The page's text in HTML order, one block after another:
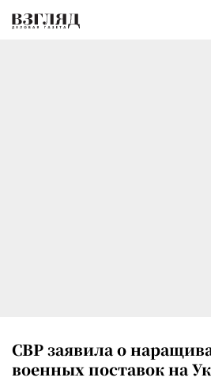
СВР заявила о
военных поставок на